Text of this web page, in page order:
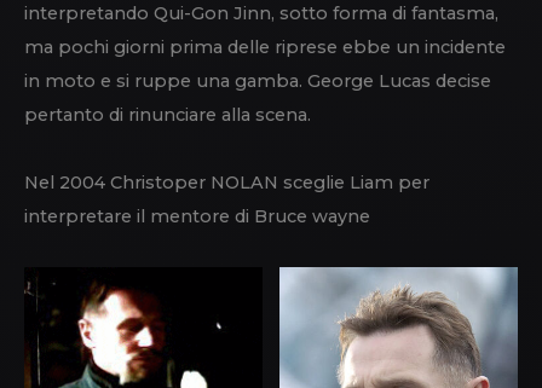
interpretando Qui-Gon Jinn, sotto forma di fantasma,
ma pochi giorni prima delle riprese ebbe un incidente
in moto e si ruppe una gamba. George Lucas decise
pertanto di rinunciare alla scena.
Nel 2004 Christoper NOLAN sceglie Liam per
interpretare il mentore di Bruce wayne